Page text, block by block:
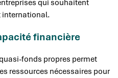
qui souhaitent
international.
financière
fonds propres permet
ressources nécessaires pour